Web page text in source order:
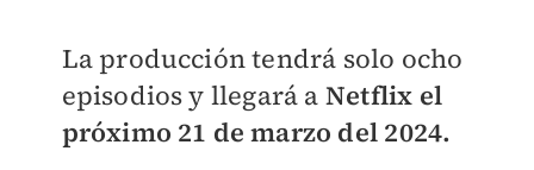
La producción tendrá solo ocho
episodios y llegará a Netflix el
próximo 21 de marzo del 2024.